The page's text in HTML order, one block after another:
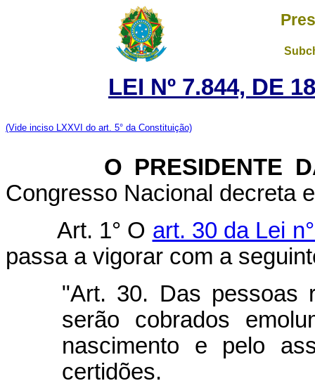
LEI Nº 7.844, DE
(Vide inciso LXXVI do art. 5° da Constituição)
O PRESIDENTE DA
Congresso Nacional decreta
Art. 1° O art. 30 da Lei
passa a vigorar com a
"Art. 30. Das pessoas
serão cobrados
nascimento e pelo
certidões.